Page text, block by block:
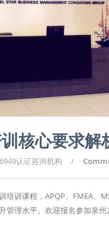
核心要求
认证咨询机构 /
训课程，APQP、FMEA、
管理水平。欢迎报名参加泉